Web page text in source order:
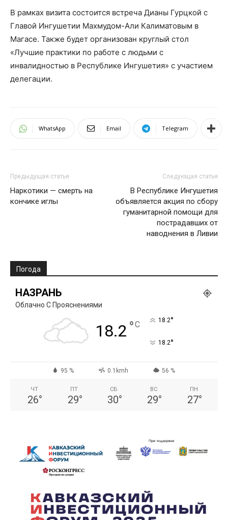
В рамках визита состоится встреча Дианы Гурцкой с
Главой Ингушетии Махмудом-Али Калиматовым в
Магасе. Также будет организован круглый стол
«Лучшие практики по работе с людьми с
инвалидностью в Республике Ингушетия» с участием
делегации.
WhatsApp Email Telegram
Предыдущая статья
Наркотики — смерть на
кончике иглы​
Следующая статья
В Республике Ингушетия
объявляется акция по сбору
гуманитарной помощи для
пострадавших от
наводнения в Ливии
Погода
НАЗРАНЬ
Облачно С Прояснениями
18.2 °C 18.2°
18.2°
95 % 0.1kmh 56 %
ЧТ
26°
ПТ
29°
СБ
30°
ВС
29°
ПН
27°